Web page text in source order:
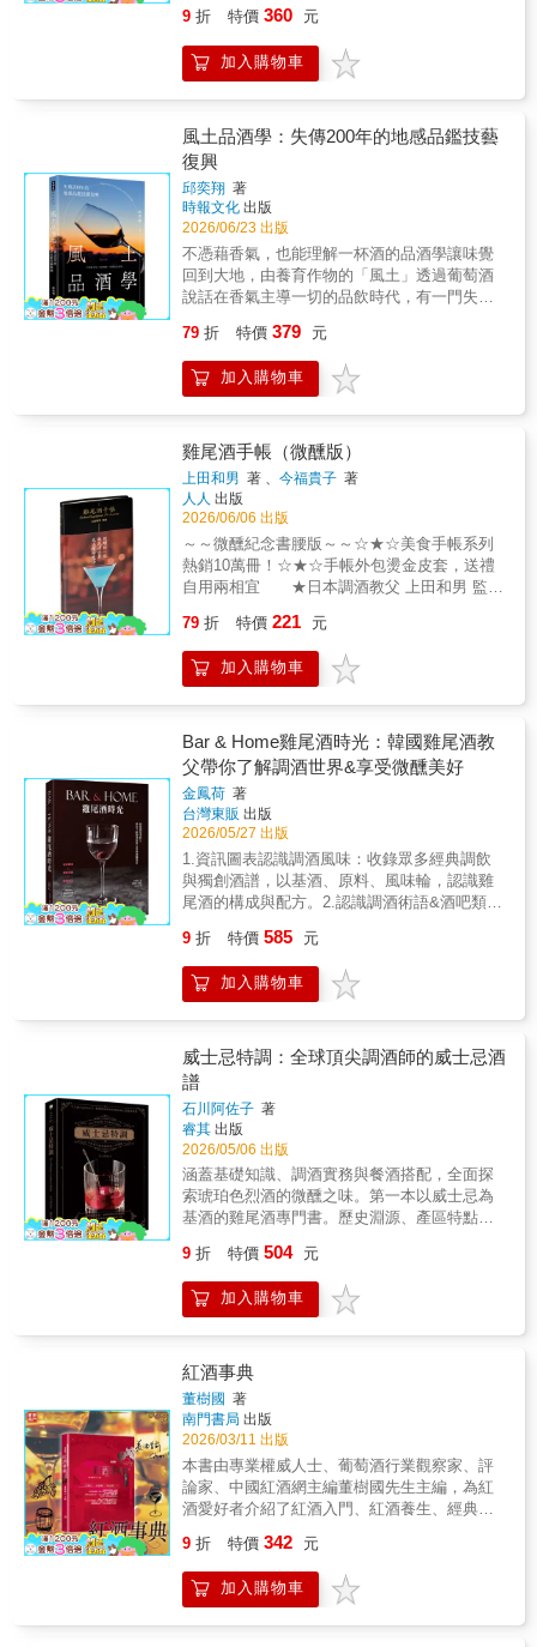
查工具書，聰明掌握所有必備知識。 【酒界推
智、釀酒師之路EMILY YO 「葡萄酒令人動心
的除了美味，還有知識、歷史與傳統。你可以
把這本書當做取悅自己的指南，做自己的侍酒
培訓及選酒顧問、台灣最佳法國酒侍酒師競賽
決賽評審 陳上智Patrick 「推薦給酒齡0~6歲的
酒友，然而即便酒齡更長（像我），仍舊可在
本書裡學到東西。」 ──本書譯者、葡萄酒自由
作家 劉永智（Jason LIU） 「終於有一本簡單
易懂的葡萄酒書啦，有趣的插畫更是加分！」
──法國亞馬遜書店讀者熱情推薦
覆國人甚至全世界對於日本葡萄酒的既定印
象，走出新舊世界的格局，開拓出網羅眾人夢
想的葡萄酒產區。本書記錄創立 Domaine
徨、失落走向落地生根與成長的歷程，也寫下
釀酒人對生命的熱情宣言；是所有愛酒人理解
日本自然派葡萄酒發展的必讀指南。北海道余
市的黑皮諾奇蹟 日本葡萄酒崛起的關鍵紀實
★深度訪談釀酒師與產地人物．完整還原屬於
日本「第三種風味」的誕生現場★有些味道，
無法被歸類。它既不屬於法國，也不屬於新世
界，沒有鮮明的果香，也不以結構取勝。卻在
入口之後，慢慢滲入心脾——「明明是第一次
品嘗，一股莫名的鄉愁卻油然而生……」當一
的酒單，日本葡萄酒正式與世界接軌。作者循
著這條線索，走進余市，走進葡萄園，也走進
一位釀酒師的內在世界。透過對Domaine
業人物的訪談，一段關於土地、時間與選擇的
故事，逐漸展開。「光靠一個釀酒師變好是不
夠的。」曾我貴彥深信，風味不該只屬於個
人，而應該在一片土地上被反覆實踐，被他人
接續，最終成為一種共有的語言。在他的帶動
下，余市於十餘年間悄然轉變——從人口流失
的偏遠小鎮，逐漸聚集釀酒人與旅人，形成嶄
生，為這片土地注入前所未有的生命力。這不
只是一本關於葡萄酒的書，更是一段關於一位
釀酒師的奮鬥精神，如何改變一個地方的故
9 折 特價 360 元
加入購物車
風土品酒學：失傳200年的地感品鑑技藝
復興
邱奕翔 著
時報文化 出版
2026/06/23 出版
不憑藉香氣，也能理解一杯酒的品酒學讓味覺
回到大地，由養育作物的「風土」透過葡萄酒
說話在香氣主導一切的品飲時代，有一門失落
帶你走入「地感品鑑」的世界--這門源自古法
國、沉寂兩百年後重新復興的風土品飲技藝。
作者親赴法國修習官方文憑課程，結合理論與
鑑，將能看見葡萄酒如何成為某地風味的集
合，如何復刻土地的語言，也在品酒的過程
中，學習品味自我。品酒的訣竅五花八門，但
在這本書中，將重新聚焦感官、科學與文化，
讓風土中孕育出的這杯酒，自己說話。專文推
薦 徐 仲 飲食文化研究者濃醇推薦沈方
正 老爺酒店集團執行長周慶輝 當代攝影家
林裕森 葡萄酒專業作家翁淑惠 法國旅遊發
展署台灣區代表顧 瑋 ReWine主理人
79 折 特價 379 元
加入購物車
雞尾酒手帳（微醺版）
上田和男 著 、今福貴子 著
人人 出版
2026/06/06 出版
～～微醺紀念書腰版～～☆★☆美食手帳系列
熱銷10萬冊！☆★☆手帳外包燙金皮套，送禮
自用兩相宜 ★日本調酒教父 上田和男 監
明威、樂團主唱、美劇鍾愛的調酒…… 🍸
為坂本龍一創作的調酒…… 🍸傳說由海盜
傳授的名酒…… 今晚想喝什麼？ 從經
酒師──上田和男監修，收錄130款經典與人氣
雞尾酒，是一本兼具實用性與收藏感的隨身雞
尾酒圖鑑。無論是第一次接觸調酒的新手，還
是喜歡小酌氣氛的愛酒人士，都能從中找到屬
於自己的「命定一杯」。 清楚介紹雞尾酒
的基酒種類、酒精濃度、調製配方與典故，不
只認識琴酒、威士忌、伏特加、蘭姆酒、龍舌
蘭等不同基酒的魅力，也能快速了解每杯調酒
的辛口、甘口風味與適合飲用的情境。下次在
酒吧翻開酒單，不再只會點Highball，從經典的
父、傑克玫瑰，都能輕鬆找到適合當下心情的
一杯酒。 除了經典雞尾酒之外，書中更特
別收錄上田和男親自創作、得獎的人氣作品，
世界。這不只是一本調酒圖鑑，更是一本讓生
活增添情調與儀式感的微醺手帳！本書特
色 ★隨身攜帶超方便，下次去酒吧點酒不
煩惱 ★輕薄小本不占空間 ★初學入門
沒有負擔 ★手帳外包燙金皮套，低調兼具
質感，適合送禮自用
79 折 特價 221 元
加入購物車
Bar & Home雞尾酒時光：韓國雞尾酒教
父帶你了解調酒世界&享受微醺美好
金鳳荷 著
台灣東販 出版
2026/05/27 出版
1.資訊圖表認識調酒風味：收錄眾多經典調飲
與獨創酒譜，以基酒、原料、風味輪，認識雞
尾酒的構成與配方。2.認識調酒術語&酒吧類
與點酒方式，找出自己最喜愛的一杯。3.王牌
調酒師不藏私教學：內附所有酒譜調酒師示範
QR code影片，逐步拆解雞尾酒在雪克杯內成
每款雞尾酒的原料、風味、香氣，破解美味的
祕密。「伏特加馬丁尼，用搖的，不要攪
拌。」007系列電影中，詹姆斯‧龐德流暢自信
地在酒吧點單，從此這杯雞尾酒就走入了觀眾
的世界。但是搖盪或攪拌、琴酒或伏特加，這
些細緻講究下調製出的每一杯雞尾酒，究竟有
什麼樣的差異呢？韓國資深調飲師，人稱雞尾
酒教父的金鳳荷，便為了想深入了解雞尾酒世
界的愛好者們，在本書中仔細介紹雞尾酒的酒
類與材料、技法、經典與獨創酒譜。並利用資
直觀地呈現在讀者眼前。有了基礎了解後，便
能輕鬆挑選符合當下心情與氣氛的美味雞尾
酒。無論是與友人一同在吧檯享受雞尾酒，或
或家中，都能找到最適合自己的享受方式。無
論是居家空間、私人派對，或是獨處時光，品
飲不再受限於酒吧場域，學會調酒技巧與結構
組合，讓雞尾酒成為輕鬆舒適的Me Time選
擇。專業推薦──只要是對雞尾酒有興趣的人，
一定不能錯過傳奇調酒師金鳳荷所著的《Bar &
Home雞尾酒時光》。這本書涵蓋了專業調酒師
尾酒的過去、現在與未來的時空旅行。從簡單
的基本功到複雜的概念，任何人都能在他的哲
學中暢遊雞尾酒的世界。＿華人雞尾酒教父 Aki
9 折 特價 585 元
加入購物車
威士忌特調：全球頂尖調酒師的威士忌酒
譜
石川阿佐子 著
睿其 出版
2026/05/06 出版
涵蓋基礎知識、調酒實務與餐酒搭配，全面探
索琥珀色烈酒的微醺之味。第一本以威士忌為
基酒的雞尾酒專門書。歷史淵源、產區特點、
全面探索威士忌特調的迷人成熟風味同酒香初
見：從原料到威士忌的精釀過程和各種喝法經
由製麥、糖化、發酵、蒸餾、熟成釀造而成，
具代表性的威士忌調酒邀請3位調酒師示範廣受
歡迎的7種威士忌調酒，呈現調酒師不同的設計
理念及風格，可以試著找出最符合個人口味的
那一杯。與職人對話：探索調酒師手中威士忌
風味的無限可能十多位職人調製出近200杯威士
忌特調，跟著職人一起探索從舌尖到喉嚨的風
味變化，享受順滑層次及恰到好處的醺然感。
和歷史交流：經典威士忌特點介紹及最搭食物
享用法30多支威士忌的歷史、風味等特點介
未品嚐，也能在腦海中完成想像，憧憬成真時
會更愉悅。
9 折 特價 504 元
加入購物車
紅酒事典
董樹國 著
南門書局 出版
2026/03/11 出版
本書由專業權威人士、葡萄酒行業觀察家、評
論家、中國紅酒網主編董樹國先生主編，為紅
酒愛好者介紹了紅酒入門、紅酒養生、經典紅
識，附有大量珍貴圖片及珍貴的酒鑑資料，是
集權威性、閱讀性及欣賞性於一體的百科紅酒
讀物。全書彩色印刷，精美實用，紅酒愛好者
9 折 特價 342 元
加入購物車